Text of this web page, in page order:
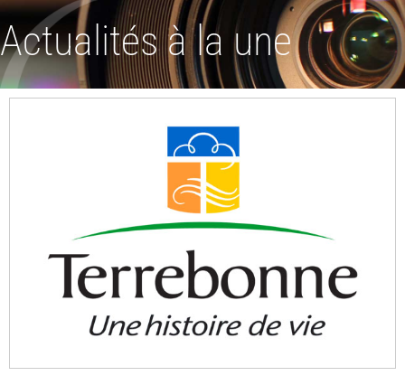
Actualités à la une